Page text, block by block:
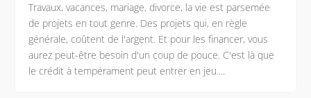
Travaux, vacances, mariage, divorce, la vie est parsemée
de projets en tout genre. Des projets qui, en règle
générale, coûtent de l'argent. Et pour les financer, vous
aurez peut-être besoin d'un coup de pouce. C'est là que
le crédit à tempérament peut entrer en jeu....